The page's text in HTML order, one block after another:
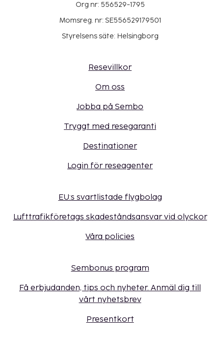
Org nr: 556529-1795
Momsreg. nr: SE556529179501
Styrelsens säte: Helsingborg
Resevillkor
Om oss
Jobba på Sembo
Tryggt med resegaranti
Destinationer
Login för reseagenter
EU:s svartlistade flygbolag
Lufttrafikföretags skadeståndsansvar vid olyckor
Våra policies
Sembonus program
Få erbjudanden, tips och nyheter. Anmäl dig till
vårt nyhetsbrev
Presentkort